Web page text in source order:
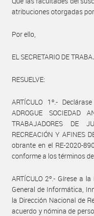
atribuciones otorgadas por
Por ello,
EL SECRETARIO DE
RESUELVE:
ARTÍCULO 1º.-
ADROGUE
TRABAJADORES DE
RECREACIÓN Y AFINES
obrante en el RE-2020-
conforme a los términos
ARTÍCULO 2º.- Gírese a
General de Informática,
la Dirección Nacional de
acuerdo y nómina de